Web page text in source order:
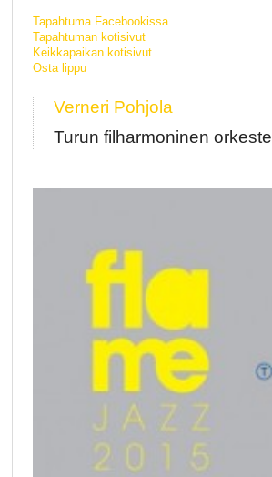
Tapahtuma Facebookissa
Tapahtuman kotisivut
Keikkapaikan kotisivut
Osta lippu
Verneri Pohjola
Turun filharmoninen